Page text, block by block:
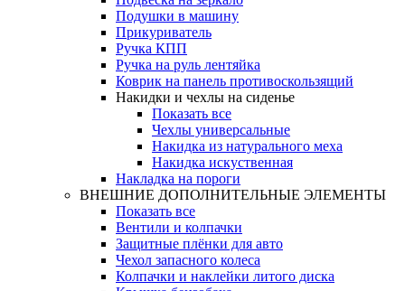
Подушки в машину
Прикуриватель
Ручка КПП
Ручка на руль лентяйка
Коврик на панель противоскользящий
Накидки и чехлы на сиденье
Показать все
Чехлы универсальные
Накидка из натурального меха
Накидка искуственная
Накладка на пороги
ВНЕШНИЕ ДОПОЛНИТЕЛЬНЫЕ ЭЛЕМЕНТЫ
Показать все
Вентили и колпачки
Защитные плёнки для авто
Чехол запасного колеса
Колпачки и наклейки литого диска